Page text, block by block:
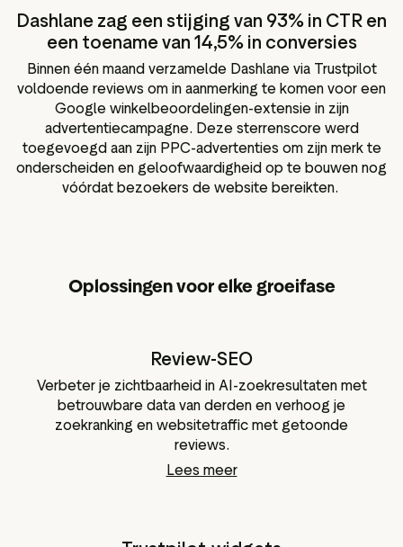
Dashlane zag een stijging van 93% in CTR en
een toename van 14,5% in conversies
Binnen één maand verzamelde Dashlane via Trustpilot
voldoende reviews om in aanmerking te komen voor een
Google winkelbeoordelingen-extensie in zijn
advertentiecampagne. Deze sterrenscore werd
toegevoegd aan zijn PPC-advertenties om zijn merk te
onderscheiden en geloofwaardigheid op te bouwen nog
vóórdat bezoekers de website bereikten.
Oplossingen voor elke groeifase
Review-SEO
Verbeter je zichtbaarheid in AI-zoekresultaten met
betrouwbare data van derden en verhoog je
zoekranking en websitetraffic met getoonde
reviews.
Lees meer